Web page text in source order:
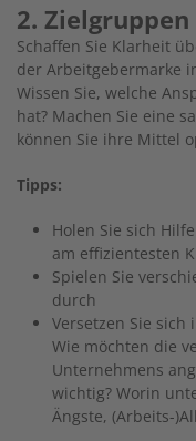
2.
Schaffen Sie Klarheit
der Arbeitgebermarke
Wissen Sie, welche
hat? Machen Sie eine
können Sie ihre Mittel
Tipps:
Holen Sie sich
am effizientesten
Spielen Sie
durch
Versetzen Sie
Wie möchten die
Unternehmens
wichtig? Worin
Ängste, (Arbeits-